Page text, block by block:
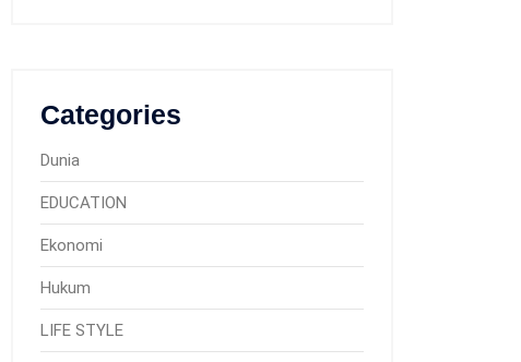
Categories
Dunia
EDUCATION
Ekonomi
Hukum
LIFE STYLE